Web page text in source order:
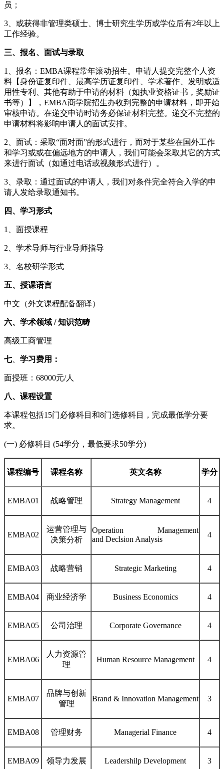
员；
3、 或获得非管理类硕士、博士研究生学历或学位后有2年以上
工作经验。
三、报名、面试与录取
1、报名：EMBA课程常年滚动招生。申请人提交完整个人资
料 【身份证复印件、最高学历证复印件、学术著作、发明或适
用性专利、其他有助于申请的材料（如执业资格证书，奖励证
书等）
】 ， EMBA商学院招生办收到完整的申请材料，即开始
审核申请。在递交申请时请务必保证材料完整。递交不完整的
申请材料将影响申请人的面试安排。
2、面试：采取“面对面”的形式进行，而对于某些在国外工作
和学习或或在偏远地方的申请人，我们可能会采取其它的方式
来进行面试（如通过电话或视频形式进行）。
3、录取：通过面试的申请人，我们对条件完全符合入学的申
请人发给录取通知书。
四、 学习形式
1 面授课程
2、学术导师与行业导师指导
3 名校研学形式
五、授课语言
中文 （外文课程配备翻译）
六、学术领域 / 知识范畴
高级工商管理
七、 学习费用：
面授班：68000元/人
八、课程设置
本课程包括1 5门必修科目和8门选修科目，完成最低学分要
求。
(一) 必修科目 (54学分 ， 最低要求50学分)
课程编号 课程名称 英文名称 学分
EMBA01 战略管理 Strategy Management 4
EMBA02
运营管理与
决策分析
Operation Management
and Declsion Analysis
4
EMBA03 战略营销 Strategic Marketing 4
EMBA04 商业经济学 Business Economics 4
EMBA05 公司治理 Corporate Governance 4
EMBA06
人力资源管
理
Human Resource Management 4
EMBA07
品牌与创新
管理
Brand & Innovation Management 3
EMBA08 管理财务 Managerial Finance 4
EMBA09 领导力发展 Leadershilp Development 3